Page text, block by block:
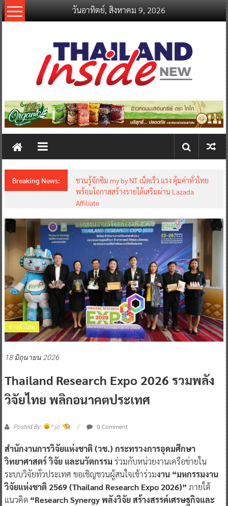
Skip
to
วันอาทิตย์, สิงหาคม 9, 2026
thailandinsidenew.com
Thailand
New
Breaking News:
ชวนรู้จักซิม my by NT เน็ตเร็ว แรง คุ้มค่าทั่วไทย
พร้อมโอกาสสร้างรายได้เสริมผ่าน Lazada
Affiliate
ข่าวทั่วไทย
18 มิถุนายน 2026
Thailand Research Expo 2026 รวมพลัง
วิจัยไทย พลิกอนาคตประเทศ
Posted By: ^ jo ^ 0 Comment
สำนักงานการวิจัยแห่งชาติ (วช.) กระทรวงการอุดมศึกษา
วิทยาศาสตร์ วิจัย และนวัตกรรม ร่วมกับหน่วยงานเครือข่ายใน
ระบบวิจัยทั่วประเทศ ขอเชิญชวนผู้สนใจเข้าร่วมงาน “มหกรรมงาน
วิจัยแห่งชาติ 2569 (Thailand Research Expo 2026)” ภายใต้
แนวคิด “Research Synergy พลังวิจัย สร้างสรรค์เศรษฐกิจและ